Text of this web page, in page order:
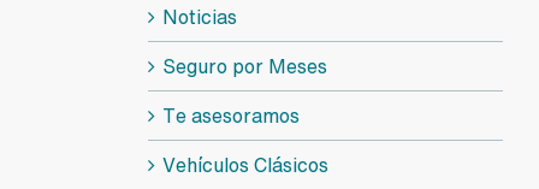
Noticias
Seguro por Meses
Te asesoramos
Vehículos Clásicos